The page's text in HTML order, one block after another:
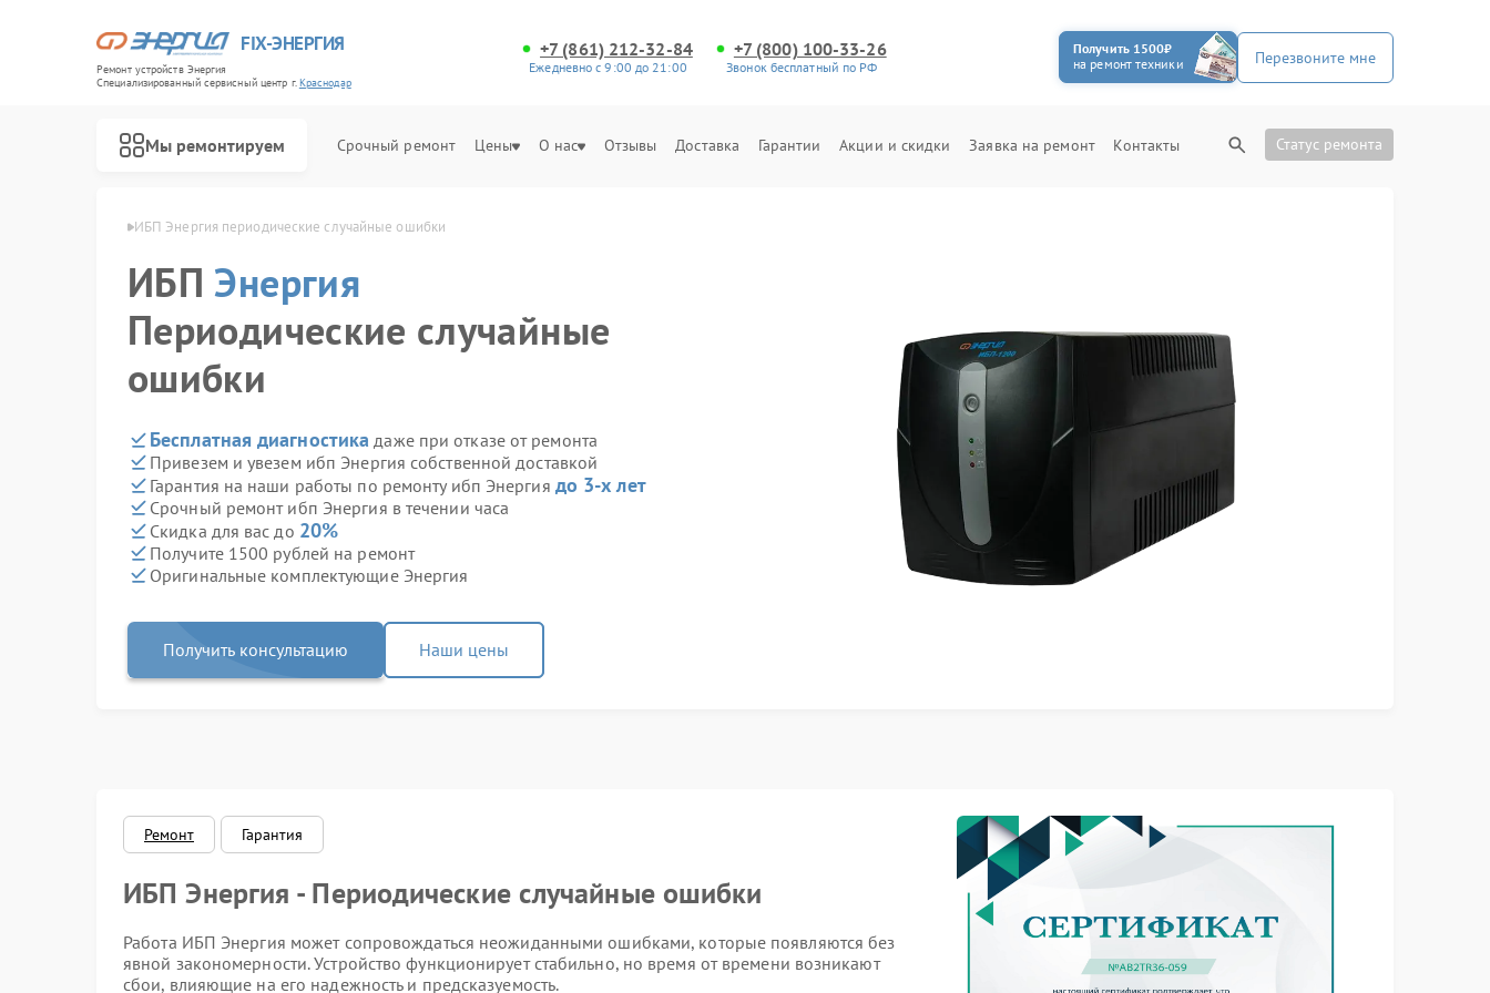
FIX-ЭНЕРГИЯ
Ремонт устройств Энергия
Специализированный cервисный центр г.Краснодар
+7 (861) 212-32-84
Ежедневно с 9:00 до 21:00
+7 (800) 100-33-26
Звонок бесплатный по РФ
Получить 1500₽
на ремонт техники
Перезвоните мне
Мы ремонтируем Срочный ремонт Цены О нас Отзывы Доставка Гарантии Акции и скидки Заявка на ремонт Контакты Статус ремонта
ИБП Энергия периодические случайные ошибки
ИБПЭнергия
Периодические случайные
ошибки
Бесплатная диагностика даже при отказе от ремонта
Привезем и увезем ибп Энергия собственной доставкой
Гарантия на наши работы по ремонту ибп Энергия до 3-х лет
Срочный ремонт ибп Энергия в течении часа
Скидка для вас до 20%
Получите 1500 рублей на ремонт
Оригинальные комплектующие Энергия
Получить консультацию Наши цены
Ремонт Гарантия
ИБП Энергия - Периодические случайные ошибки
Работа ИБП Энергия может сопровождаться неожиданными ошибками, которые появляются без
явной закономерности. Устройство функционирует стабильно, но время от времени возникают
сбои, влияющие на его надежность и предсказуемость.